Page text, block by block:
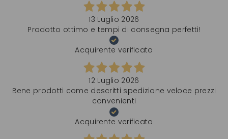
13 Luglio 2026
Prodotto ottimo e tempi di consegna perfetti!
Acquirente verificato
12 Luglio 2026
Bene prodotti come descritti spedizione veloce prezzi
convenienti
Acquirente verificato